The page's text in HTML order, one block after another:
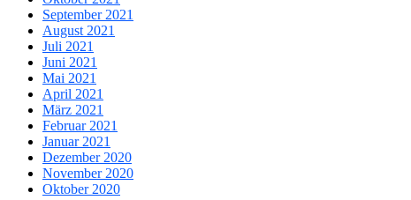
September 2021
August 2021
Juli 2021
Juni 2021
Mai 2021
April 2021
März 2021
Februar 2021
Januar 2021
Dezember 2020
November 2020
Oktober 2020